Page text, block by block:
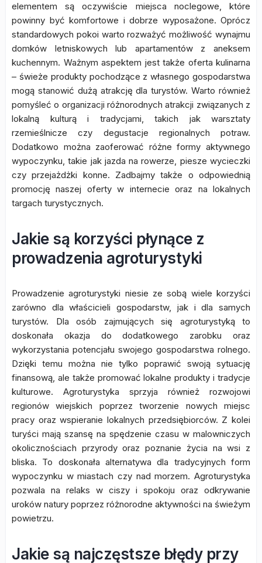
elementem są oczywiście miejsca noclegowe, które
powinny być komfortowe i dobrze wyposażone. Oprócz
standardowych pokoi warto rozważyć możliwość wynajmu
domków letniskowych lub apartamentów z aneksem
kuchennym. Ważnym aspektem jest także oferta kulinarna
– świeże produkty pochodzące z własnego gospodarstwa
mogą stanowić dużą atrakcję dla turystów. Warto również
pomyśleć o organizacji różnorodnych atrakcji związanych z
lokalną kulturą i tradycjami, takich jak warsztaty
rzemieślnicze czy degustacje regionalnych potraw.
Dodatkowo można zaoferować różne formy aktywnego
wypoczynku, takie jak jazda na rowerze, piesze wycieczki
czy przejażdżki konne. Zadbajmy także o odpowiednią
promocję naszej oferty w internecie oraz na lokalnych
targach turystycznych.
Jakie są korzyści płynące z
prowadzenia agroturystyki
Prowadzenie agroturystyki niesie ze sobą wiele korzyści
zarówno dla właścicieli gospodarstw, jak i dla samych
turystów. Dla osób zajmujących się agroturystyką to
doskonała okazja do dodatkowego zarobku oraz
wykorzystania potencjału swojego gospodarstwa rolnego.
Dzięki temu można nie tylko poprawić swoją sytuację
finansową, ale także promować lokalne produkty i tradycje
kulturowe. Agroturystyka sprzyja również rozwojowi
regionów wiejskich poprzez tworzenie nowych miejsc
pracy oraz wspieranie lokalnych przedsiębiorców. Z kolei
turyści mają szansę na spędzenie czasu w malowniczych
okolicznościach przyrody oraz poznanie życia na wsi z
bliska. To doskonała alternatywa dla tradycyjnych form
wypoczynku w miastach czy nad morzem. Agroturystyka
pozwala na relaks w ciszy i spokoju oraz odkrywanie
uroków natury poprzez różnorodne aktywności na świeżym
powietrzu.
Jakie są najczęstsze błędy przy